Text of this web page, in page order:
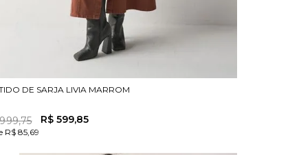
DE SARJA LIVIA MARROM
999,75 R$ 599,85
R$ 85,69